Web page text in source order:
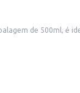
de 500ml, é